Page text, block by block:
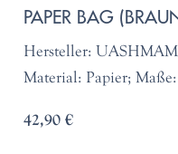
PAPER BAG
Hersteller:
Material: Papier;
42,90 €